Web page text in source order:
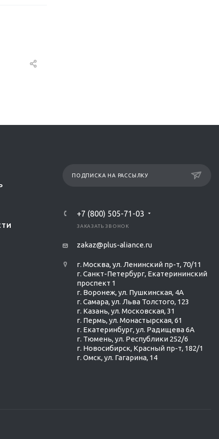
ПОДПИСКА НА РАССЫЛКУ
+7 (800) 505-71-03
ЗАКАЗАТЬ ЗВОНОК
zakaz@plus-aliance.ru
г. Москва, ул. Ленинский пр-т, 70/11
г. Санкт-Петербург, Екатерининский
проспект 1
г. Воронеж, ул. Пушкинская, 4А
г. Самара, ул. Льва Толстого, 123
г. Казань, ул. Московская, 31
г. Пермь, ул. Монастырская, 61
г. Екатеринбург, ул. Радищева 6А
г. Тюмень, ул. Республики 252/6
г. Новосибирск, Красный пр-т, 182/1
г. Омск, ул. ​Гагарина, 14